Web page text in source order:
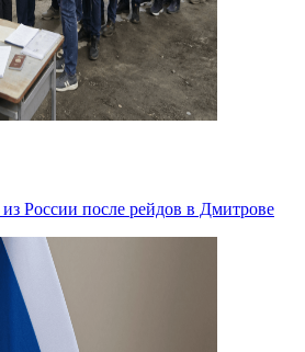
России после рейдов в Дмитрове